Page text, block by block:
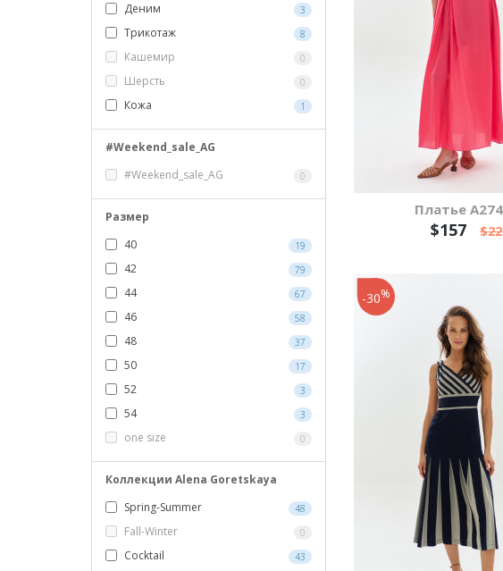
Деним 3
Трикотаж 8
Кашемир 0
Шерсть 0
Кожа 1
#Weekend_sale_AG
#Weekend_sale_AG
0
Размер
40
19
42 79
44 67
46 58
48 37
50 17
52 3
54 3
one size 0
Коллекции Alena Goretskaya
Spring-Summer
48
Fall-Winter 0
Cocktail 43
Платье
$157
-30%